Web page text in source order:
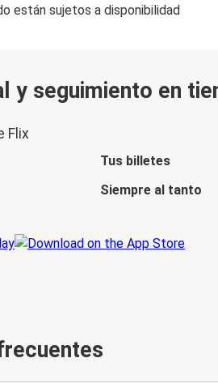
están sujetos a disponibilidad
y seguimiento en
Flix
Tus billetes
Siempre al tanto